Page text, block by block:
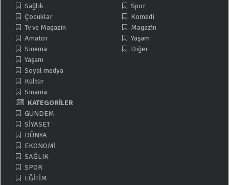
Sağlık
Çocuklar
Tv ve Magazin
Amatör
Sinema
Yaşam
Soyal medya
Kültür
Sinama
Spor
Komedi
Magazin
Yaşam
Diğer
KATEGORİLER
GÜNDEM
SİYASET
DÜNYA
EKONOMİ
SAĞLIK
SPOR
EĞİTİM